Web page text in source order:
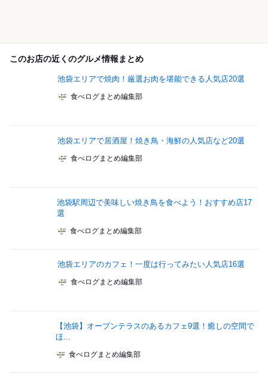
このお店の近くのグルメ情報まとめ
池袋エリアで焼肉！厳選お肉を堪能できる人気店20選
食べログまとめ編集部
池袋エリアで居酒屋！焼き鳥・海鮮の人気店など20選
食べログまとめ編集部
池袋駅周辺で美味しい焼き鳥を食べよう！おすすめ店17
選
食べログまとめ編集部
池袋エリアのカフェ！一度は行ってみたい人気店16選
食べログまとめ編集部
【池袋】オープンテラスのあるカフェ9選！癒しの空間で
ほ...
食べログまとめ編集部